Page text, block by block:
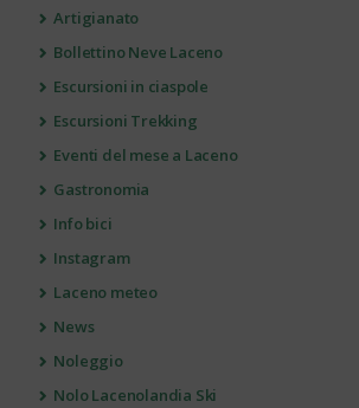
Artigianato
Bollettino Neve Laceno
Escursioni in ciaspole
Escursioni Trekking
Eventi del mese a Laceno
Gastronomia
Info bici
Instagram
Laceno meteo
News
Noleggio
Nolo Lacenolandia Ski